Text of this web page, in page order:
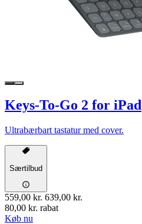
Keys-To-Go 2 for iPad
Ultrabærbart tastatur med cover.
Særtilbud
559,00 kr. 639,00 kr.
80,00 kr. rabat
Køb nu